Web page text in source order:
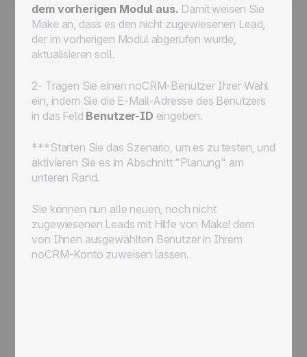
dem vorherigen Modul aus. Damit weisen Sie
Make an, dass es den nicht zugewiesenen Lead,
der im vorherigen Modul abgerufen wurde,
aktualisieren soll.
2- Tragen Sie einen noCRM-Benutzer Ihrer Wahl
ein, indem Sie die E-Mail-Adresse des Benutzers
in das Feld Benutzer-ID eingeben.
***Starten Sie das Szenario, um es zu testen, und
aktivieren Sie es im Abschnitt "Planung" am
unteren Rand.
Sie können nun alle neuen, noch nicht
zugewiesenen Leads mit Hilfe von Make! dem
von Ihnen ausgewählten Benutzer in Ihrem
noCRM-Konto zuweisen lassen.